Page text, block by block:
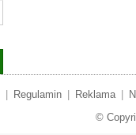
Regulamin Reklama
©